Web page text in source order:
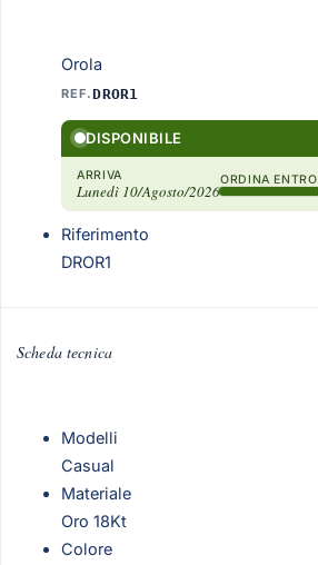
Orola
REF.DROR1
DISPONIBILE
ARRIVA
Lunedì 10/Agosto/2026
ORDINA ENTRO
Riferimento
DROR1
Scheda tecnica
Modelli
Casual
Materiale
Oro 18Kt
Colore